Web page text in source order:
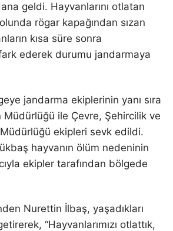
geldi. Hayvanlarını otlatan
rögar kapağından sızan
kısa süre sonra
fark ederek durumu jandarmaya
jandarma ekiplerinin yanı sıra
Müdürlüğü ile Çevre, Şehircilik ve
ekipleri sevk edildi.
hayvanın ölüm nedeninin
ekipler tarafından bölgede
Nurettin İlbaş, yaşadıkları
“Hayvanlarımızı otlattık,